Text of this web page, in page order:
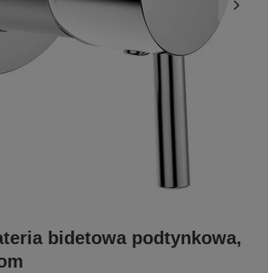
bidetowa podtynkowa,